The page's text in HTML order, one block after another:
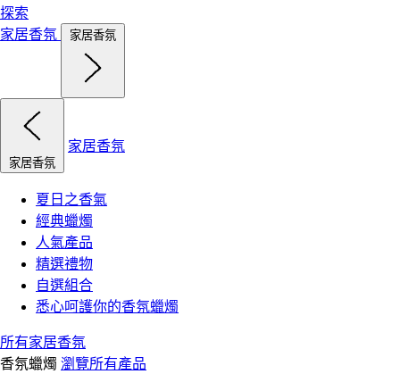
探索
家居香氛
家居香氛
家居香氛
家居香氛
夏日之香氣
經典蠟燭
人氣產品
精選禮物
自選組合
悉心呵護你的香氛蠟燭
所有家居香氛
香氛蠟燭 瀏覽所有產品